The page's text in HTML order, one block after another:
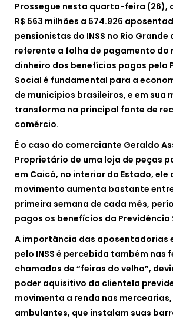
Prossegue nesta quarta-feira (26),
R$ 563 milhões a 574.926
pensionistas do INSS no Rio Grande
referente a folha de pagamento do
dinheiro dos benefícios pagos pela
Social é fundamental para a
de municípios brasileiros, e em sua
transforma na principal fonte de
comércio.
É o caso do comerciante Geraldo
Proprietário de uma loja de peças
em Caicó, no interior do Estado, ele
movimento aumenta bastante
primeira semana de cada mês,
pagos os benefícios da Previdência
A importância das aposentadorias
pelo INSS é percebida também nas
chamadas de “feiras do velho”,
poder aquisitivo da clientela
movimenta a renda nas mercearias,
ambulantes, que instalam suas